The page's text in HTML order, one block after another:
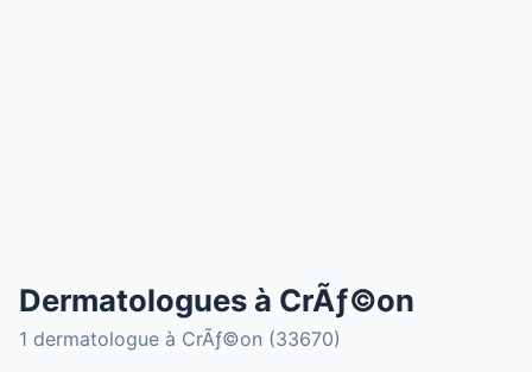
Dermatologues à CrÃƒ©on
1 dermatologue à CrÃƒ©on (33670)